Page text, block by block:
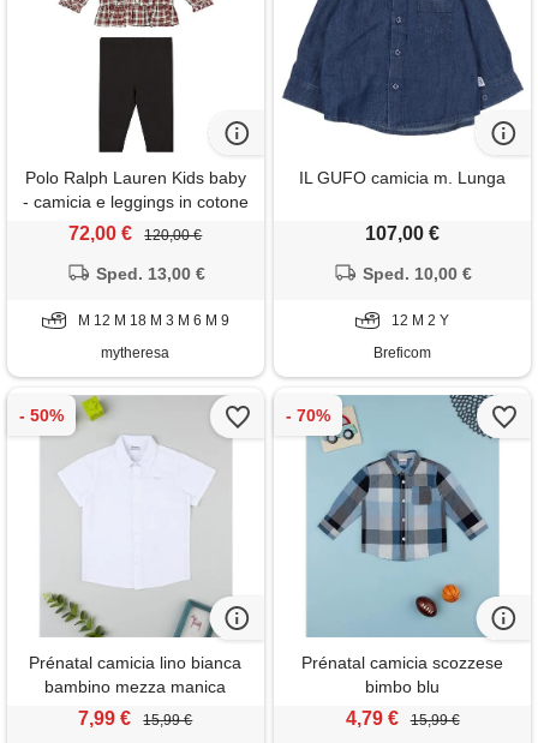
Polo Ralph Lauren Kids baby
- camicia e leggings in cotone
72,00 € 120,00 €
Sped. 13,00 €
M 12 M 18 M 3 M 6 M 9
mytheresa
IL GUFO camicia m. Lunga
107,00 €
Sped. 10,00 €
12 M 2 Y
Breficom
Prénatal camicia lino bianca
bambino mezza manica
7,99 € 15,99 €
Prénatal camicia scozzese
bimbo blu
4,79 € 15,99 €